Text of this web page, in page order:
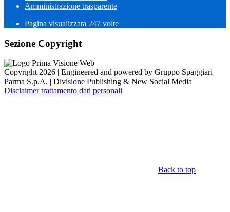
Amministrazione trasparente
Pagina visualizzata 247 volte
Sezione Copyright
Copyright 2026 | Engineered and powered by Gruppo Spaggiari
Parma S.p.A. | Divisione Publishing & New Social Media
Disclaimer trattamento dati personali
Back to top